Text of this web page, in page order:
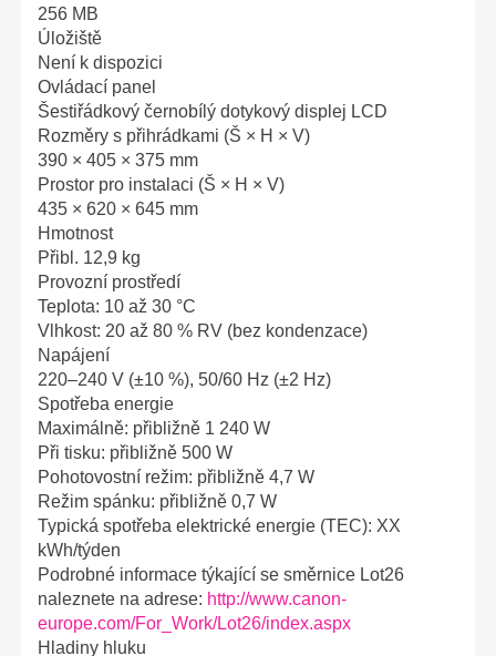
256 MB
Úložiště
Není k dispozici
Ovládací panel
Šestiřádkový černobílý dotykový displej LCD
Rozměry s přihrádkami (Š × H × V)
390 × 405 × 375 mm
Prostor pro instalaci (Š × H × V)
435 × 620 × 645 mm
Hmotnost
Přibl. 12,9 kg
Provozní prostředí
Teplota: 10 až 30 °C
Vlhkost: 20 až 80 % RV (bez kondenzace)
Napájení
220–240 V (±10 %), 50/60 Hz (±2 Hz)
Spotřeba energie
Maximálně: přibližně 1 240 W
Při tisku: přibližně 500 W
Pohotovostní režim: přibližně 4,7 W
Režim spánku: přibližně 0,7 W
Typická spotřeba elektrické energie (TEC): XX
kWh/týden
Podrobné informace týkající se směrnice Lot26
naleznete na adrese: http://www.canon-
europe.com/For_Work/Lot26/index.aspx
Hladiny hluku